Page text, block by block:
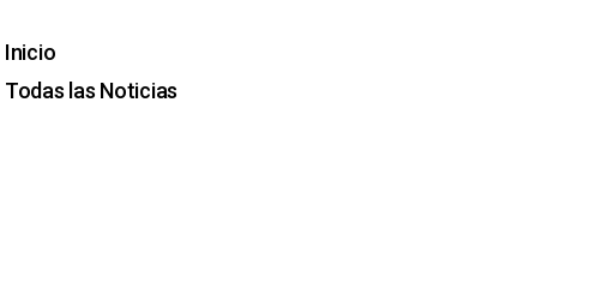
Inicio
Todas las Noticias